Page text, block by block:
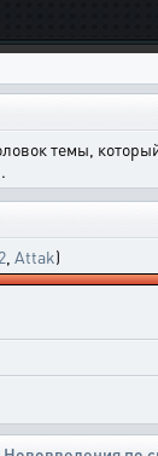
темы,
Attak)